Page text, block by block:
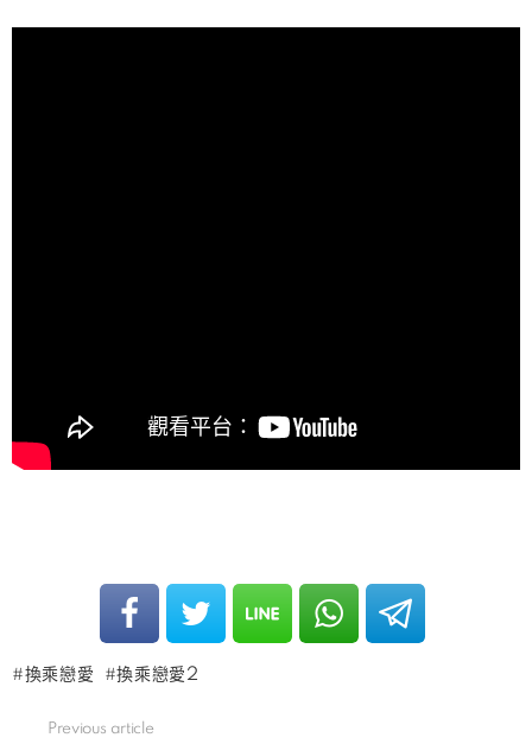
換乘戀愛 換乘戀愛2
Previous article